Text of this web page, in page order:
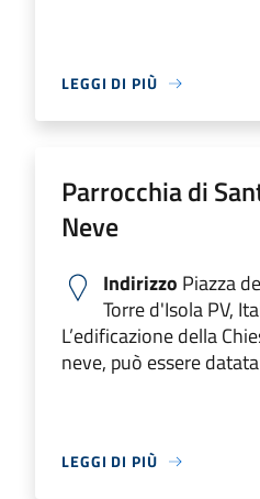
LEGGI DI PIÙ
Parrocchia di
Neve
Indirizzo Piazza
Torre d'Isola PV,
L’edificazione della
neve, può essere
LEGGI DI PIÙ